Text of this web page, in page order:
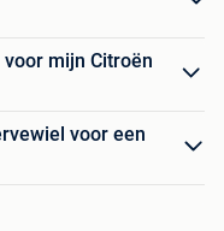
mijn Citroën
voor een